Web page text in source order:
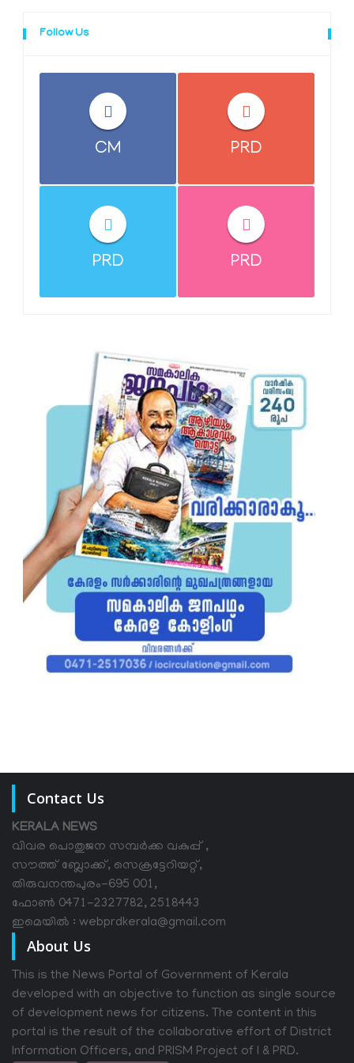
Follow Us
CM PRD
PRD PRD
Contact Us
KERALA NEWS
വിവര പൊതുജന സമ്പര്‍ക്ക വകുപ്പ് ,
സൗത്ത് ബ്ലോക്ക്, സെക്രട്ടേറിയറ്റ്,
തിരുവനന്തപുരം-695 001,
ഫോൺ 0471-2327782, 2518443
ഇമെയിൽ : webprdkerala@gmail.com
About Us
This is the News Portal of Government of Kerala
developed with an objective to function as single source
of development news for citizens. The content in this
portal is the result of the collaborative effort of District
Information Officers, and PRISM Project of I & PRD.